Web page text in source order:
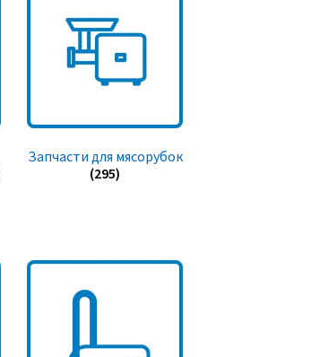
Запчасти для мясорубок
(295)